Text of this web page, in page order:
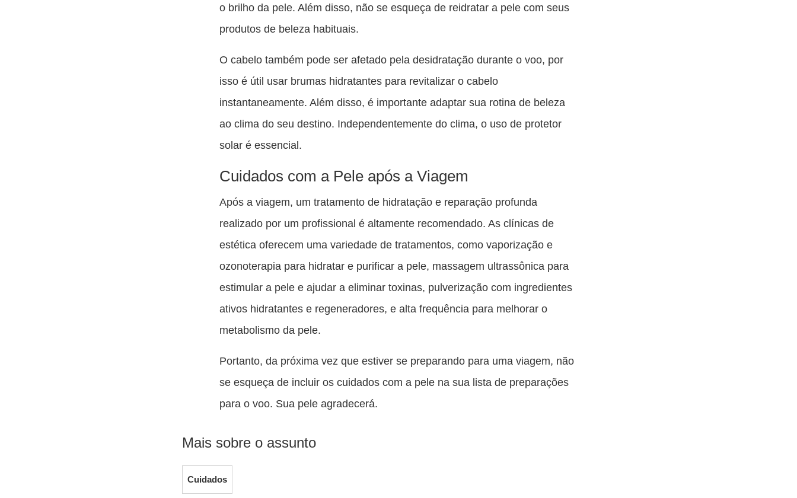
o brilho da pele. Além disso, não se esqueça de reidratar a pele com seus
produtos de beleza habituais.
O cabelo também pode ser afetado pela desidratação durante o voo, por
isso é útil usar brumas hidratantes para revitalizar o cabelo
instantaneamente. Além disso, é importante adaptar sua rotina de beleza
ao clima do seu destino. Independentemente do clima, o uso de protetor
solar é essencial.
Cuidados com a Pele após a Viagem
Após a viagem, um tratamento de hidratação e reparação profunda
realizado por um profissional é altamente recomendado. As clínicas de
estética oferecem uma variedade de tratamentos, como vaporização e
ozonoterapia para hidratar e purificar a pele, massagem ultrassônica para
estimular a pele e ajudar a eliminar toxinas, pulverização com ingredientes
ativos hidratantes e regeneradores, e alta frequência para melhorar o
metabolismo da pele.
Portanto, da próxima vez que estiver se preparando para uma viagem, não
se esqueça de incluir os cuidados com a pele na sua lista de preparações
para o voo. Sua pele agradecerá.
Mais sobre o assunto
Cuidados